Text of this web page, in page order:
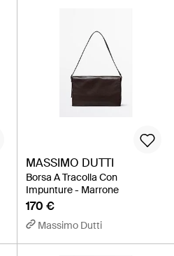
MASSIMO DUTTI
Borsa A Tracolla Con
Impunture - Marrone
170 €
Massimo Dutti